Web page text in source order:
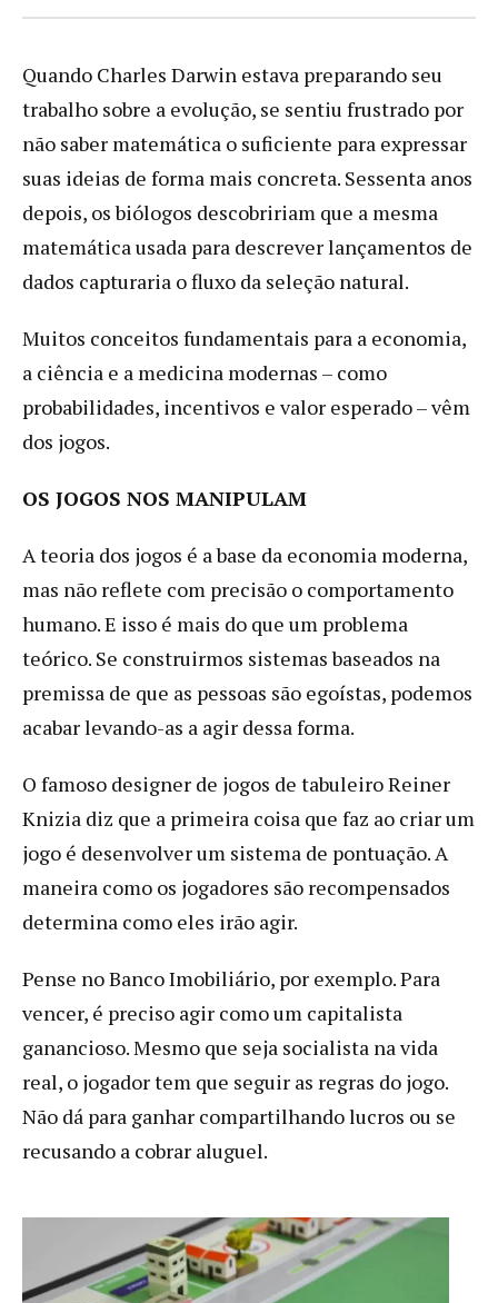
Quando Charles Darwin estava preparando seu
trabalho sobre a evolução, se sentiu frustrado por
não saber matemática o suficiente para expressar
suas ideias de forma mais concreta. Sessenta anos
depois, os biólogos descobririam que a mesma
matemática usada para descrever lançamentos de
dados capturaria o fluxo da seleção natural.
Muitos conceitos fundamentais para a economia,
a ciência e a medicina modernas – como
probabilidades, incentivos e valor esperado – vêm
dos jogos.
OS JOGOS NOS MANIPULAM
A teoria dos jogos é a base da economia moderna,
mas não reflete com precisão o comportamento
humano. E isso é mais do que um problema
teórico. Se construirmos sistemas baseados na
premissa de que as pessoas são egoístas, podemos
acabar levando-as a agir dessa forma.
O famoso designer de jogos de tabuleiro Reiner
Knizia diz que a primeira coisa que faz ao criar um
jogo é desenvolver um sistema de pontuação. A
maneira como os jogadores são recompensados
determina como eles irão agir.
Pense no Banco Imobiliário, por exemplo. Para
vencer, é preciso agir como um capitalista
ganancioso. Mesmo que seja socialista na vida
real, o jogador tem que seguir as regras do jogo.
Não dá para ganhar compartilhando lucros ou se
recusando a cobrar aluguel.